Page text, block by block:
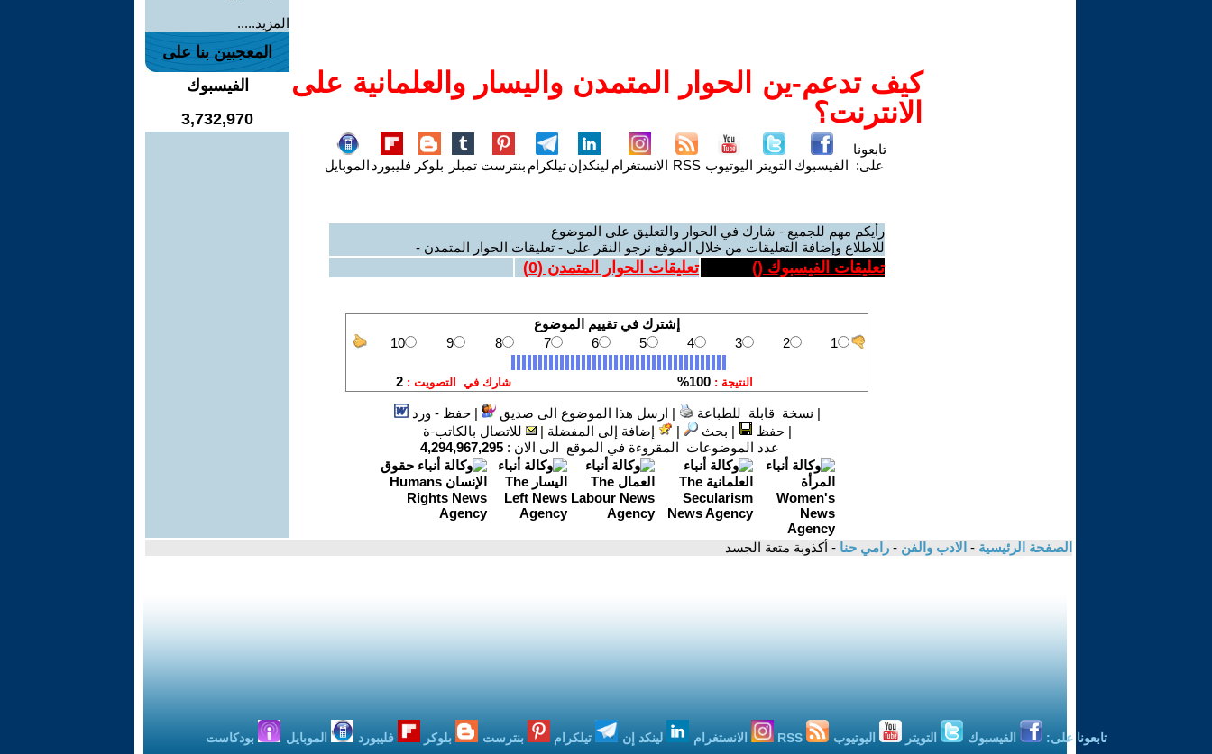
كيف تدعم-ين الحوار المتمدن واليسار والعلمانية على
الانترنت؟
تابعونا
على: الفيسبوك التويتر اليوتيوب RSS الانستغرام لينكدإنتيلكرام بنترست تمبلر بلوكر فليبورد الموبايل
رأيكم مهم للجميع - شارك في الحوار والتعليق على الموضوع
للاطلاع وإضافة التعليقات من خلال الموقع نرجو النقر على - تعليقات الحوار المتمدن -
تعليقات الفيسبوك () تعليقات الحوار المتمدن (0
)
| نسخة قابلة للطباعة | ارسل هذا الموضوع الى صديق |حفظ - ورد
|حفظ | بحث | إضافة إلى المفضلة |
للاتصال بالكاتب-ة
عدد الموضوعات المقروءة في الموقع الى الان : 4,294,967,295
المزيد.....
المعجبين بنا على
الفيسبوك
3,732,970
الصفحة الرئيسية - الادب والفن - رامي حنا - أكذوبة متعة الجسد
تابعونا على: الفيسبوك التويتر اليوتيوب الانستغرام لينكد إن تيلكرام بنترست بلوكر فليبورد الموبايل بودكاست